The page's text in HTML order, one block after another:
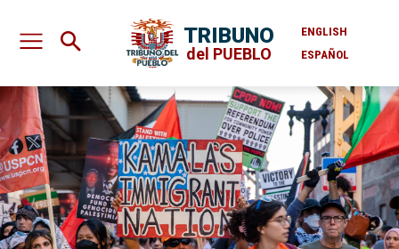
TRIBUNO
del PUEBLO
ENGLISH
ESPAÑOL